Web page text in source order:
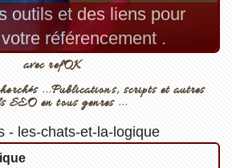
outils et des liens pour
référencement .
avec refOK
...Publications, scripts et autres
SEO en tous genres ...
- les-chats-et-la-logique